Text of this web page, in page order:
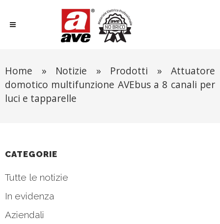
Home » Notizie » Prodotti » Attuatore
domotico multifunzione AVEbus a 8 canali per
luci e tapparelle
CATEGORIE
Tutte le notizie
In evidenza
Aziendali